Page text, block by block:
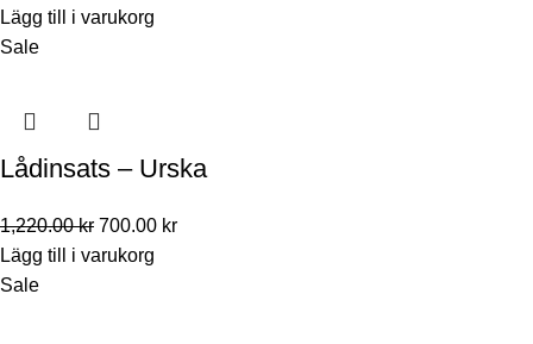
Lägg till i varukorg
Sale
Lådinsats – Urska
1,220.00kr 700.00 kr
Lägg till i varukorg
Sale